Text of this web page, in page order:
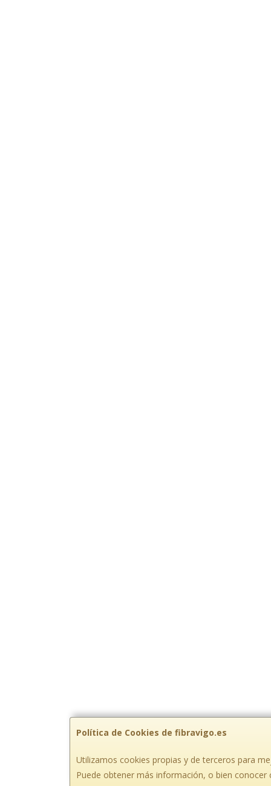
Política de Cookies de fibravigo.es
Utilizamos cookies propias y de terceros para
Puede obtener más información, o bien